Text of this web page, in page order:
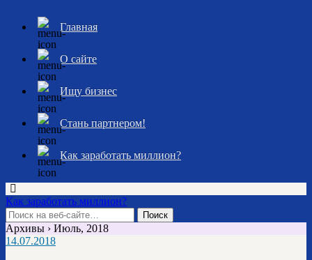
Главная
О сайте
Ищу бизнес
Стань партнером!
Как заработать миллион?
Как заработать миллион?
Архивы › Июль, 2018
14.07.2018